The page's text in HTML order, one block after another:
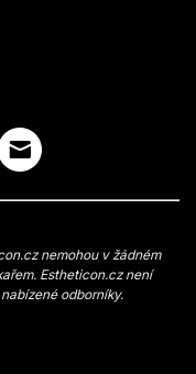
nemohou v žádném
Estheticon.cz není
odborníky.